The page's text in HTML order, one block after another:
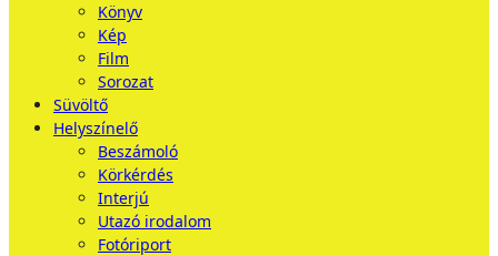
Könyv
Kép
Film
Sorozat
Süvöltő
Helyszínelő
Beszámoló
Körkérdés
Interjú
Utazó irodalom
Fotóriport